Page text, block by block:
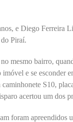
e Diego Ferreira
Piraí.
mesmo bairro,
imóvel e se esconder
S10,
acertou um dos
foram